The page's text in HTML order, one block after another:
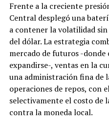
Frente a la creciente
Central desplegó una
a contener la volatilidad
del dólar. La estrategia
mercado de futuros -
expandirse-, ventas en la
una administración fina de
operaciones de repos, con
selectivamente el costo de
contra la moneda local.